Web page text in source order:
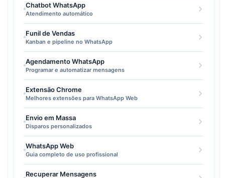
Chatbot WhatsApp
Atendimento automático
Funil de Vendas
Kanban e pipeline no WhatsApp
Agendamento WhatsApp
Programar e automatizar mensagens
Extensão Chrome
Melhores extensões para WhatsApp Web
Envio em Massa
Disparos personalizados
WhatsApp Web
Guia completo de uso profissional
Recuperar Mensagens